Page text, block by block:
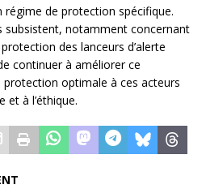
de protection spécifique.
subsistent, notamment concernant
des lanceurs d’alerte
continuer à améliorer ce
optimale à ces acteurs
et à l’éthique.